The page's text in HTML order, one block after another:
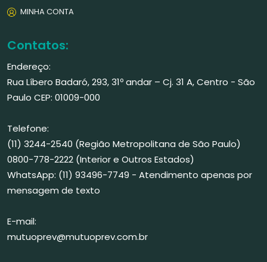
MINHA CONTA
Contatos:
Endereço:
Rua Líbero Badaró, 293, 31º andar – Cj. 31 A, Centro - São
Paulo CEP: 01009-000
Telefone:
(11) 3244-2540 (Região Metropolitana de São Paulo)
0800-778-2222 (Interior e Outros Estados)
WhatsApp: (11) 93496-7749 - Atendimento apenas por
mensagem de texto
E-mail:
mutuoprev@mutuoprev.com.br